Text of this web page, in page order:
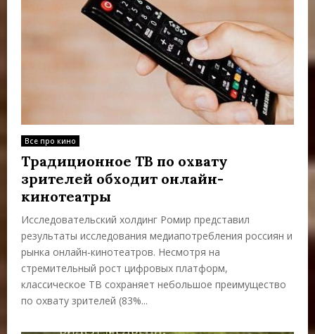
Все про кино
Традиционное ТВ по охвату
зрителей обходит онлайн-
кинотеатры
Исследовательский холдинг Ромир представил
результаты исследования медиапотребления россиян и
рынка онлайн-кинотеатров. Несмотря на
стремительный рост цифровых платформ,
классическое ТВ сохраняет небольшое преимущество
по охвату зрителей (83%...